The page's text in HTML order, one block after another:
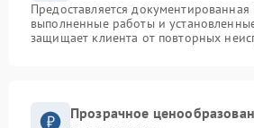
Предоставляется документированная
выполненные работы и
защищает клиента от повторных
Прозрачное